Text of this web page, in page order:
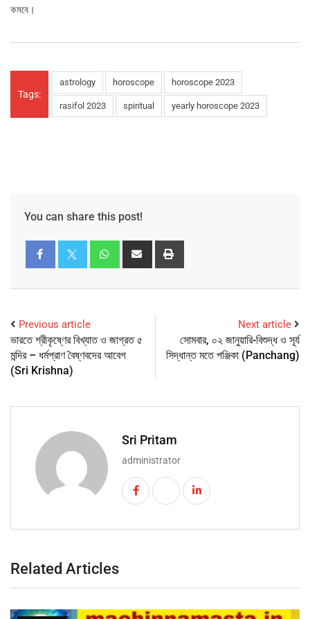
কমবে।
Tags:
astrology horoscope horoscope 2023
rasifol 2023 spiritual yearly horoscope 2023
You can share this post!
Previous article
ভারতে শ্রীকৃষ্ণের বিখ্যাত ও জাগ্রত ৫
মন্দির – ধর্মপ্রাণ বৈষ্ণবদের আবেগ
(Sri Krishna)
Next article
সোমবার, ০২ জানুয়ারি-বিশুদ্ধ ও সূর্য
সিদ্ধান্ত মতে পঞ্জিকা (Panchang)
Sri Pritam
administrator
Related Articles